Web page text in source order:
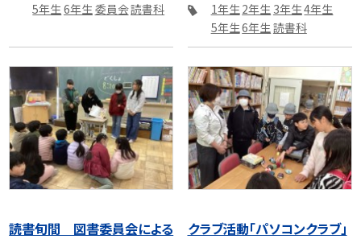
5年生6年生委員会読書科
1年生2年生 3年生4年生
5年生6年生読書科
読書旬間 図書委員会による
クラブ活動「パソコンクラブ」